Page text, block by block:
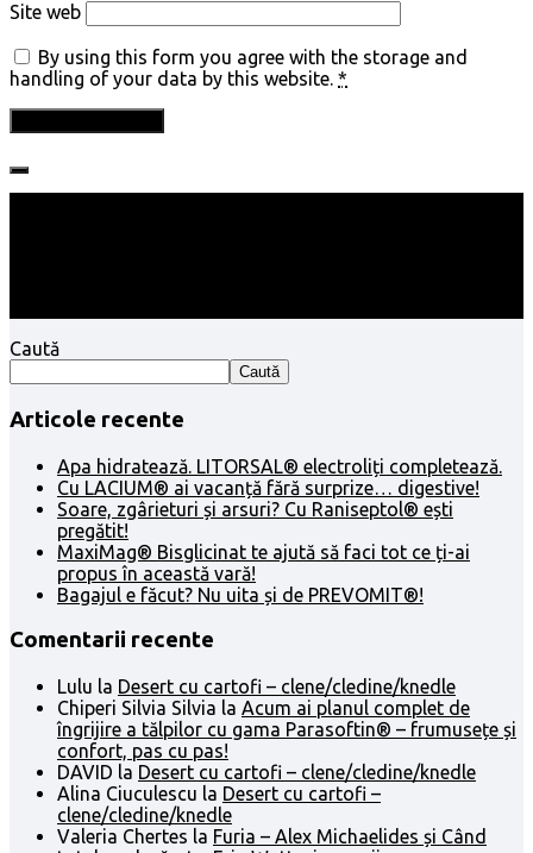
Site web
By using this form you agree with the storage and
handling of your data by this website. *
Caută
Caută
Articole recente
Apa hidratează. LITORSAL® electroliți completează.
Cu LACIUM® ai vacanță fără surprize… digestive!
Soare, zgârieturi și arsuri? Cu Raniseptol® ești
pregătit!
MaxiMag® Bisglicinat te ajută să faci tot ce ți-ai
propus în această vară!
Bagajul e făcut? Nu uita și de PREVOMIT®!
Comentarii recente
Lulu la Desert cu cartofi – clene/cledine/knedle
Chiperi Silvia Silvia la Acum ai planul complet de
îngrijire a tălpilor cu gama Parasoftin® – frumusețe și
confort, pas cu pas!
DAVID la Desert cu cartofi – clene/cledine/knedle
Alina Ciuculescu la Desert cu cartofi –
clene/cledine/knedle
Valeria Chertes la Furia – Alex Michaelides și Când